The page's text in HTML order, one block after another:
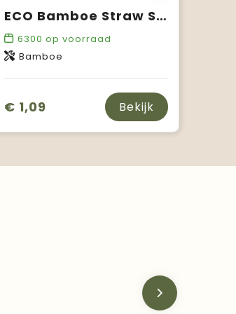
ECO Bamboe Straw Set bamboe rietjes
6300 op voorraad
Bamboe
€ 1,09 Bekijk